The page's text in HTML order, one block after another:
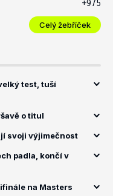
+975
Celý žebříček
test, tuší
o titul
svoji výjimečnost
padla, končí v
na Masters